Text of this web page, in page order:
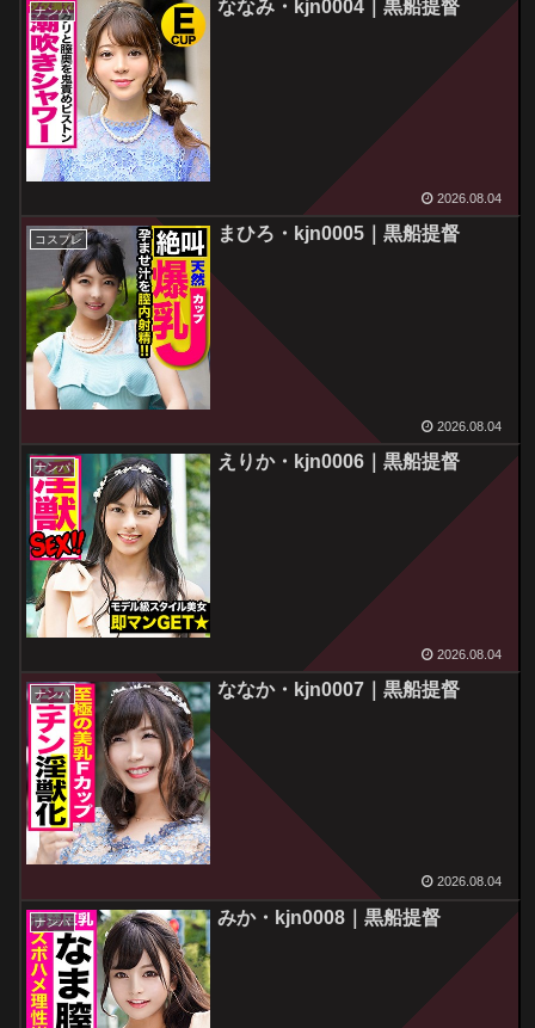
ナンパ ななみ・kjn0004｜黒船提督
2026.08.04
コスプレ まひろ・kjn0005｜黒船提督
2026.08.04
ナンパ えりか・kjn0006｜黒船提督
2026.08.04
ナンパ ななか・kjn0007｜黒船提督
2026.08.04
ナンパ みか・kjn0008｜黒船提督